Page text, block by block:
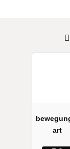
art